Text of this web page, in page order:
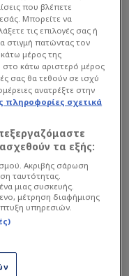
δώρο για
Γκραν Πρι
που βλέπετε
Μπορείτε να
τις επιλογές σας ή
στιγμή πατώντας τον
μέρος της
στο κάτω αριστερό μέρος
σας θα τεθούν σε ισχύ
ανατρέξτε στην
πληροφορίες σχετικά
τα εξής:
Ακριβής σάρωση
ταυτότητας.
μιας συσκευής.
μέτρηση διαφήμισης
υπηρεσιών.